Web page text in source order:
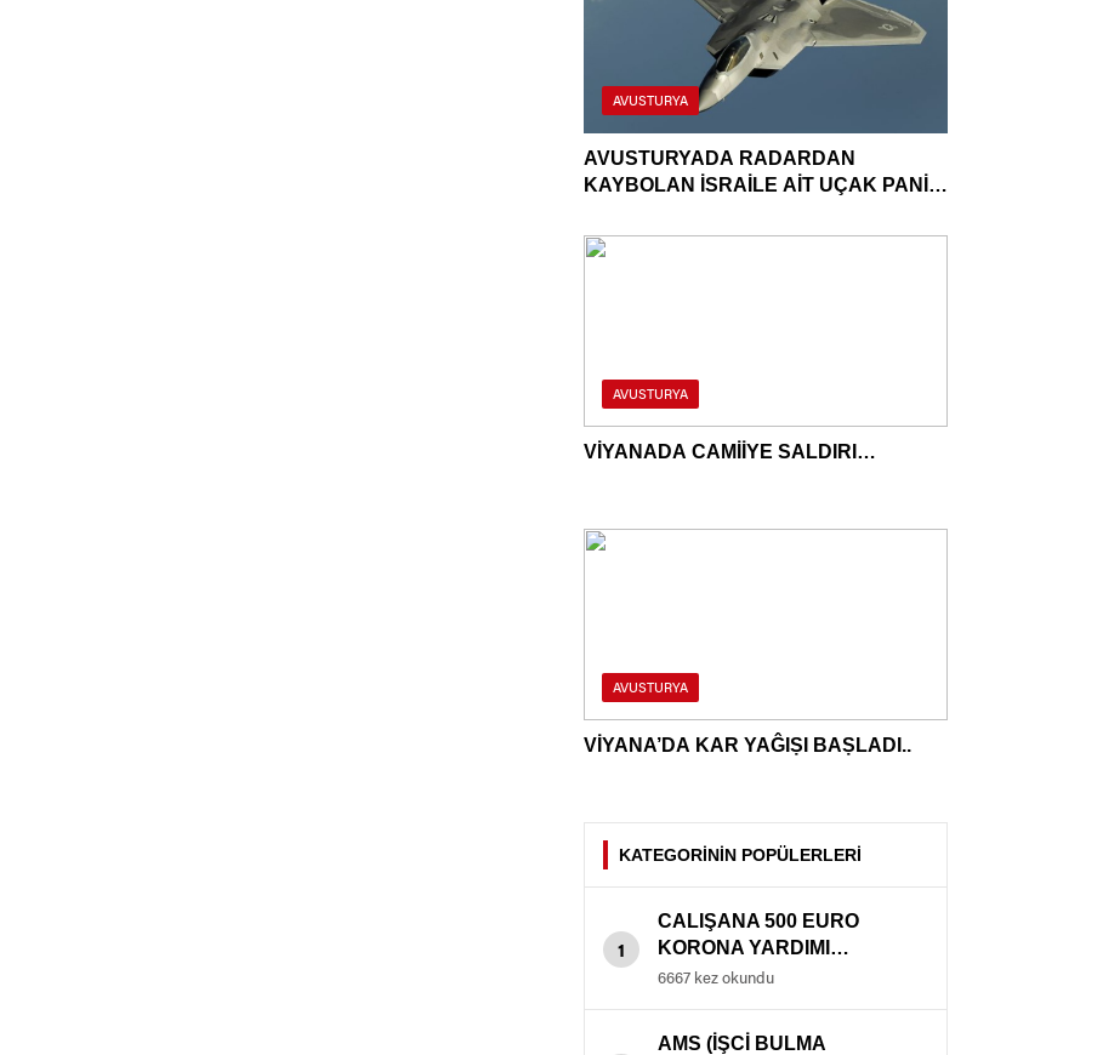
AVUSTURYA
AVUSTURYADA RADARDAN
KAYBOLAN İSRAİLE AİT UÇAK PANİK
AVUSTURYA
VİYANADA CAMİİYE SALDIRI…
AVUSTURYA
VİYANA’DA KAR YAĜIṢI BAṢLADI..
KATEGORİNİN POPÜLERLERİ
1
CALIŞANA 500 EURO
KORONA YARDIMI…
6667 kez okundu
AMS (İŞCİ BULMA